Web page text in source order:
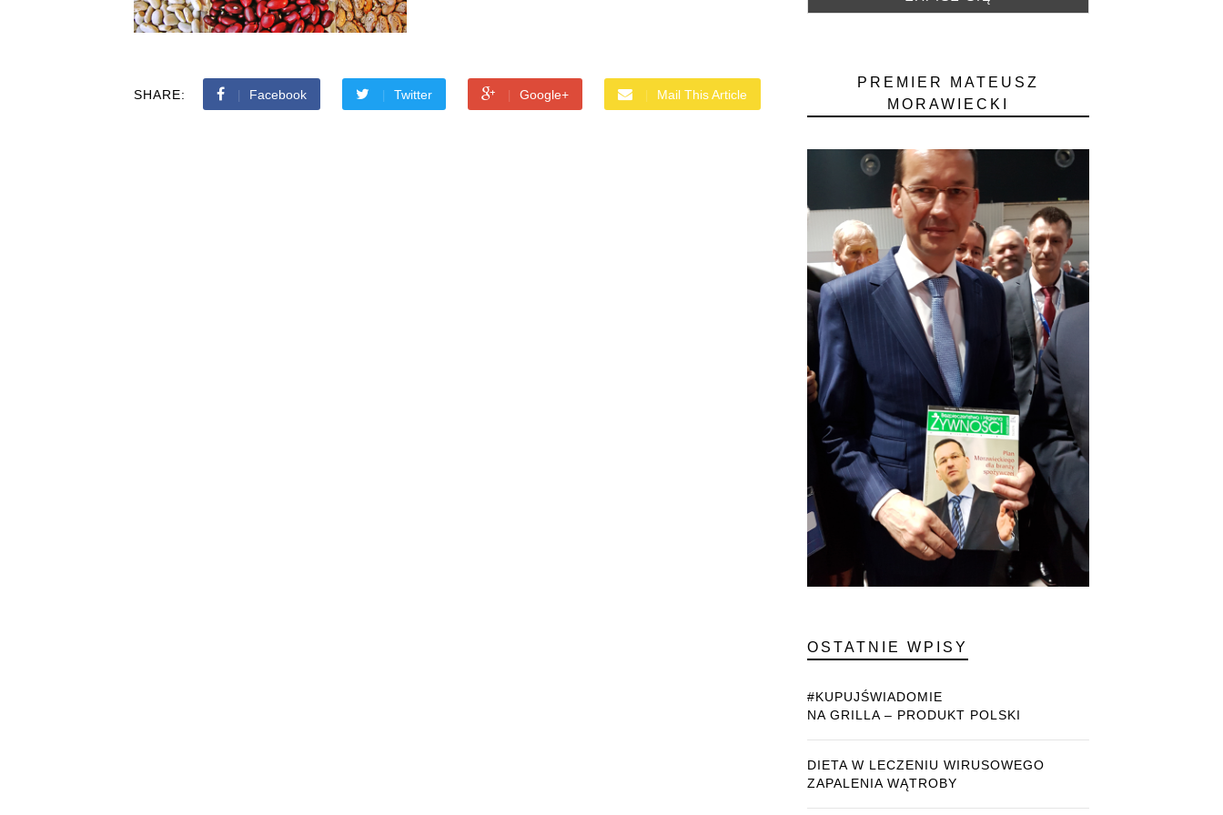
SHARE: Facebook Twitter Google+ Mail This Article
PREMIER MATEUSZ
MORAWIECKI
OSTATNIE WPISY
#KUPUJŚWIADOMIE
NA GRILLA – PRODUKT POLSKI
DIETA W LECZENIU WIRUSOWEGO
ZAPALENIA WĄTROBY